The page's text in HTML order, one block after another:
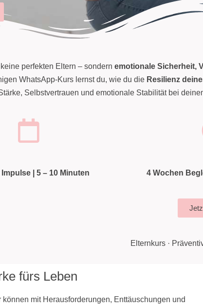
perfekten Eltern – sondern emotionale Sicherheit,
WhatsApp-Kurs lernst du, wie du die Resilienz
Selbstvertrauen und emotionale Stabilität bei
| 5 – 10 Minuten 4 Wochen
Elternkurs ·
fürs Leben
mit Herausforderungen, Enttäuschungen und